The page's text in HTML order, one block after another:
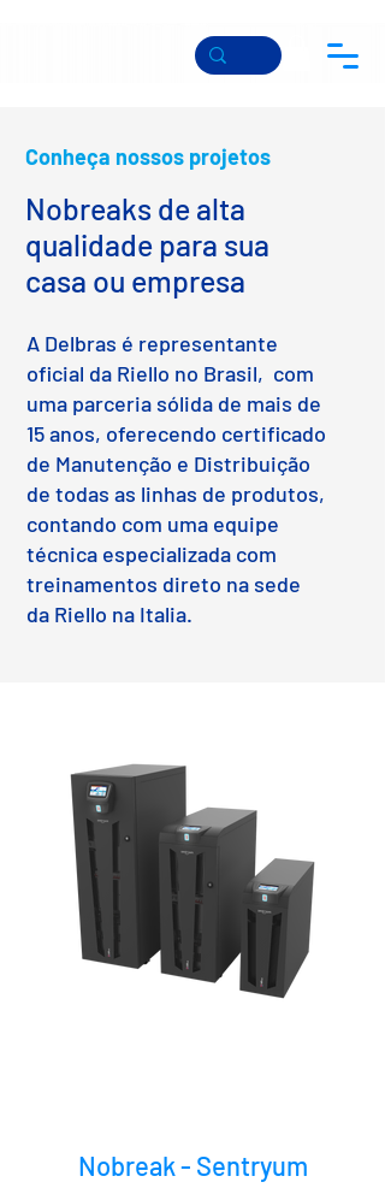
Conheça nossos projetos
Nobreaks de alta
qualidade para sua
casa ou empresa
A Delbras é representante
oficial da Riello no Brasil, com
uma parceria sólida de mais de
15 anos, oferecendo certificado
de Manutenção e Distribuição
de todas as linhas de produtos,
contando com uma equipe
técnica especializada com
treinamentos direto na sede
da Riello na Italia.
Nobreak - Sentryum